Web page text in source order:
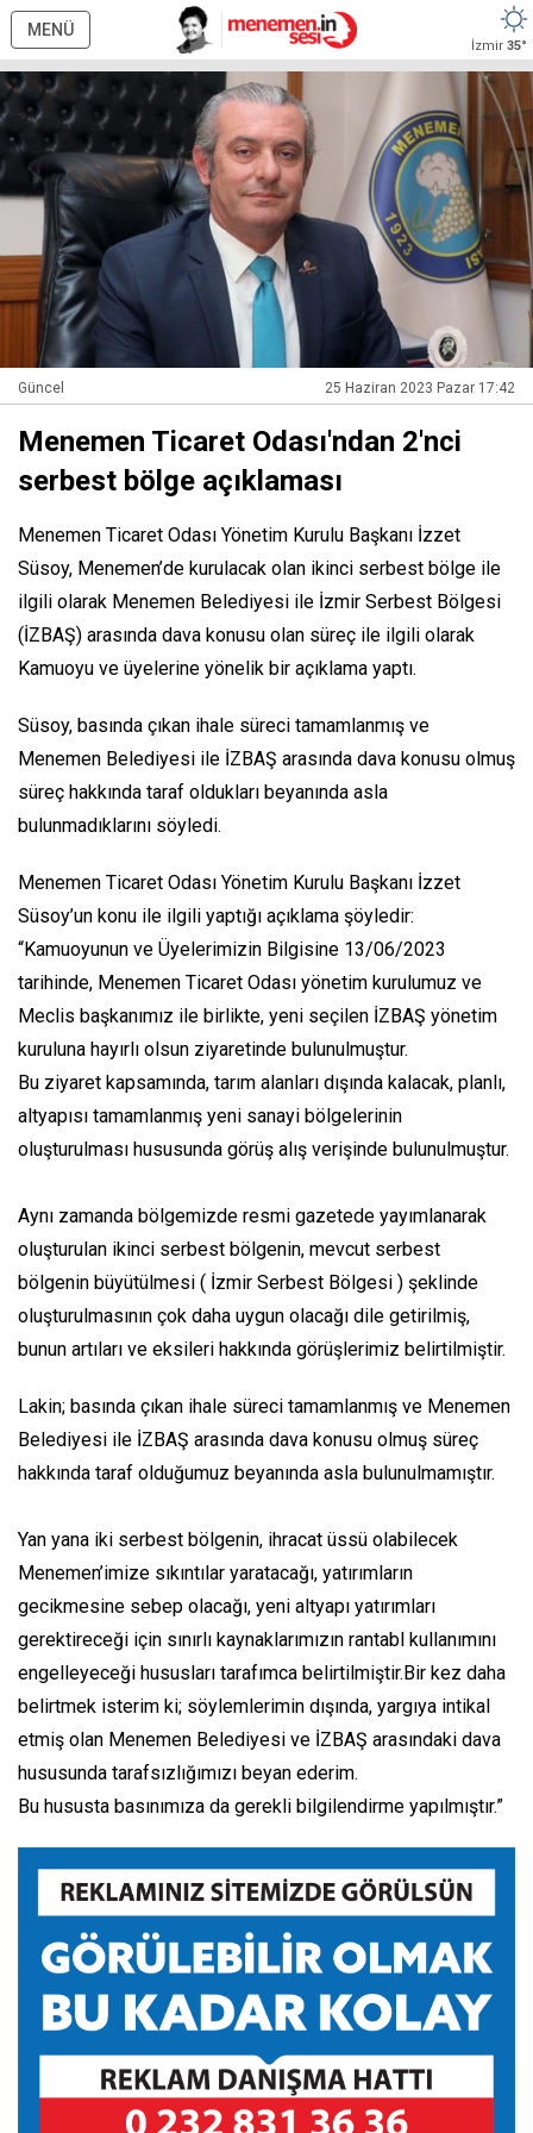
MENÜ
İzmir 35°
Güncel 25 Haziran 2023 Pazar 17:42
Menemen Ticaret Odası'ndan 2'nci
serbest bölge açıklaması
Menemen Ticaret Odası Yönetim Kurulu Başkanı İzzet
Süsoy, Menemen’de kurulacak olan ikinci serbest bölge ile
ilgili olarak Menemen Belediyesi ile İzmir Serbest Bölgesi
(İZBAŞ) arasında dava konusu olan süreç ile ilgili olarak
Kamuoyu ve üyelerine yönelik bir açıklama yaptı.
Süsoy, basında çıkan ihale süreci tamamlanmış ve
Menemen Belediyesi ile İZBAŞ arasında dava konusu olmuş
süreç hakkında taraf oldukları beyanında asla
bulunmadıklarını söyledi.
Menemen Ticaret Odası Yönetim Kurulu Başkanı İzzet
Süsoy’un konu ile ilgili yaptığı açıklama şöyledir:
“Kamuoyunun ve Üyelerimizin Bilgisine 13/06/2023
tarihinde, Menemen Ticaret Odası yönetim kurulumuz ve
Meclis başkanımız ile birlikte, yeni seçilen İZBAŞ yönetim
kuruluna hayırlı olsun ziyaretinde bulunulmuştur.
Bu ziyaret kapsamında, tarım alanları dışında kalacak, planlı,
altyapısı tamamlanmış yeni sanayi bölgelerinin
oluşturulması hususunda görüş alış verişinde bulunulmuştur.
Aynı zamanda bölgemizde resmi gazetede yayımlanarak
oluşturulan ikinci serbest bölgenin, mevcut serbest
bölgenin büyütülmesi ( İzmir Serbest Bölgesi ) şeklinde
oluşturulmasının çok daha uygun olacağı dile getirilmiş,
bunun artıları ve eksileri hakkında görüşlerimiz belirtilmiştir.
Lakin; basında çıkan ihale süreci tamamlanmış ve Menemen
Belediyesi ile İZBAŞ arasında dava konusu olmuş süreç
hakkında taraf olduğumuz beyanında asla bulunulmamıştır.
Yan yana iki serbest bölgenin, ihracat üssü olabilecek
Menemen’imize sıkıntılar yaratacağı, yatırımların
gecikmesine sebep olacağı, yeni altyapı yatırımları
gerektireceği için sınırlı kaynaklarımızın rantabl kullanımını
engelleyeceği hususları tarafımca belirtilmiştir.Bir kez daha
belirtmek isterim ki; söylemlerimin dışında, yargıya intikal
etmiş olan Menemen Belediyesi ve İZBAŞ arasındaki dava
hususunda tarafsızlığımızı beyan ederim.
Bu hususta basınımıza da gerekli bilgilendirme yapılmıştır.”